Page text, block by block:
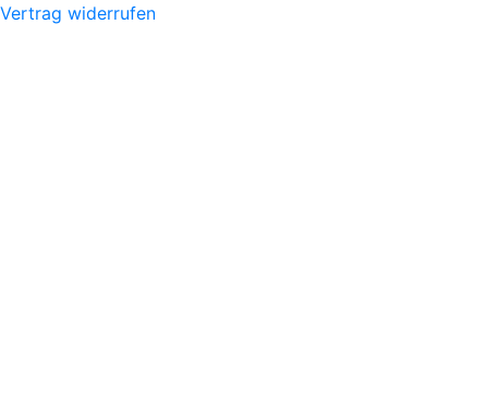
Vertrag widerrufen